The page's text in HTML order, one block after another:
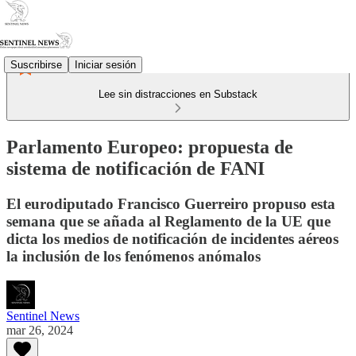
Suscribirse Iniciar sesión
Lee sin distracciones en Substack
Parlamento Europeo: propuesta de
sistema de notificación de FANI
El eurodiputado Francisco Guerreiro propuso esta
semana que se añada al Reglamento de la UE que
dicta los medios de notificación de incidentes aéreos
la inclusión de los fenómenos anómalos
Sentinel News
mar 26, 2024